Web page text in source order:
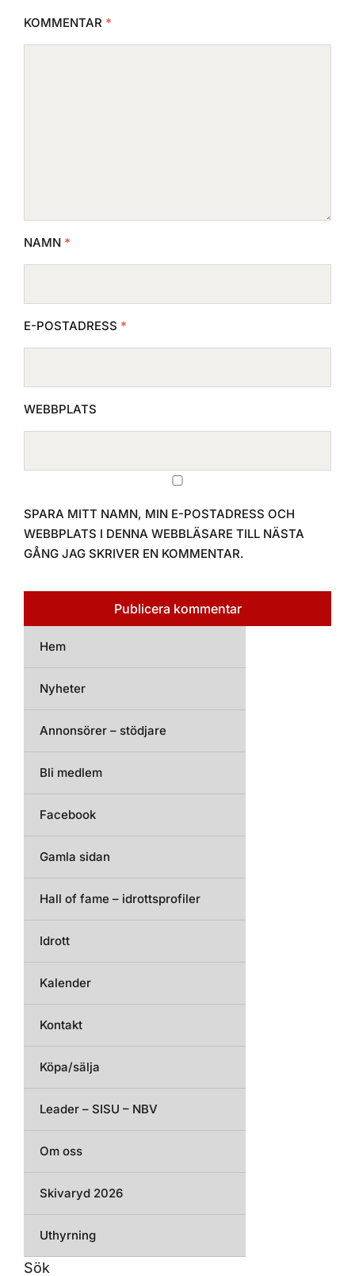
KOMMENTAR *
NAMN *
E-POSTADRESS *
WEBBPLATS
SPARA MITT NAMN, MIN E-POSTADRESS OCH
WEBBPLATS I DENNA WEBBLÄSARE TILL NÄSTA
GÅNG JAG SKRIVER EN KOMMENTAR.
Hem
Nyheter
Annonsörer – stödjare
Bli medlem
Facebook
Gamla sidan
Hall of fame – idrottsprofiler
Idrott
Kalender
Kontakt
Köpa/sälja
Leader – SISU – NBV
Om oss
Skivaryd 2026
Uthyrning
Sök